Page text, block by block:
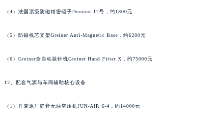
（4）法国顶级防磁精密镊子Dumont 12号，约1800元
（5）防磁机芯支架Greiner Anti-Magnetic Base，约6200元
（6）Greiner全自动装针机Greiner Hand Fitter X，约75000元
12、配套气源与车间辅助核心设备
（1）丹麦原厂静音无油空压机JUN-AIR 6-4，约14000元